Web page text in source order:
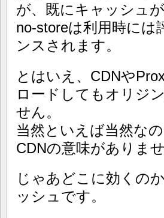
が、既にキャッシュ
no-storeは利用時に
ンスされます。
とはいえ、CDNや
ロードしてもオリジ
せん。
当然といえば当然な
CDNの意味がありませ
じゃあどこに効くの
ッシュです。